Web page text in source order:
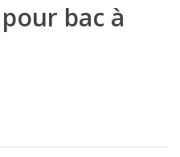
bac à